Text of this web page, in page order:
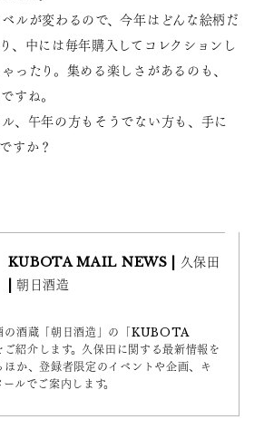
ルが変わるので、今年はどんな絵柄だ
、中には毎年購入してコレクションし
ったり。集める楽しさがあるのも、
すね。
、午年の方もそうでない方も、手に
すか？
KUBOTA MAIL NEWS | 久保田
| 朝日酒造
の酒蔵「朝日酒造」の「KUBOTA
介します。久保田に関する最新情報を
ほか、登録者限定のイベントや企画、キ
ルでご案内します。